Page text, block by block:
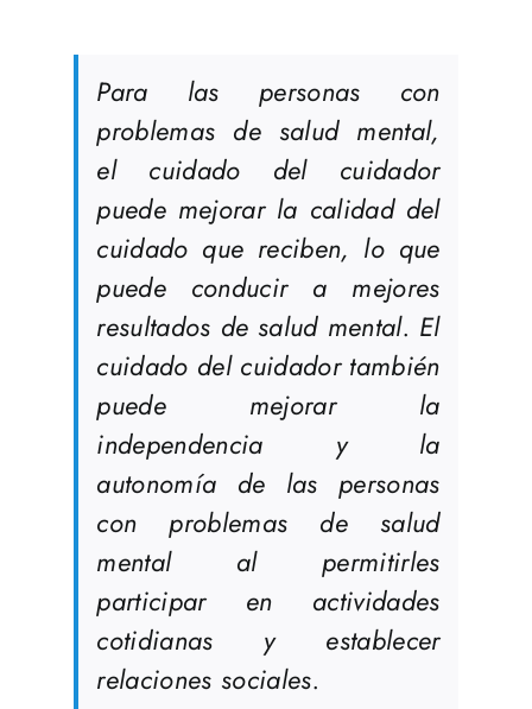
Para las personas con
problemas de salud mental,
el cuidado del cuidador
puede mejorar la calidad del
cuidado que reciben, lo que
puede conducir a mejores
resultados de salud mental. El
cuidado del cuidador también
puede mejorar la
independencia y la
autonomía de las personas
con problemas de salud
mental al permitirles
participar en actividades
cotidianas y establecer
relaciones sociales.